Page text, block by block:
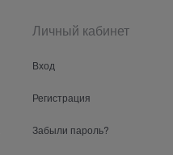
Личный кабинет
Вход
Регистрация
Забыли пароль?